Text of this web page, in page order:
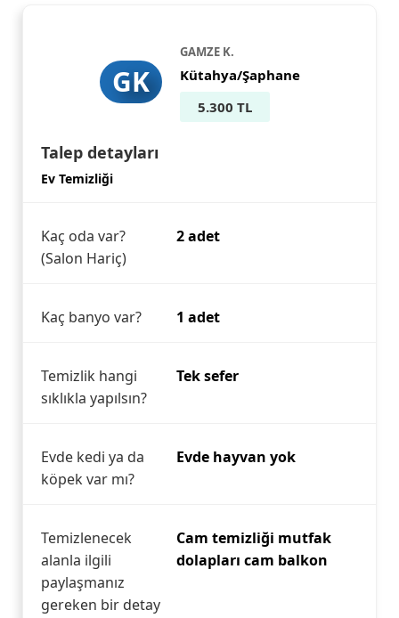
GK
GAMZE K.
Kütahya/Şaphane
5.300 TL
Talep detayları
Ev Temizliği
Kaç oda var?
(Salon Hariç)
2 adet
Kaç banyo var? 1 adet
Temizlik hangi
sıklıkla yapılsın?
Tek sefer
Evde kedi ya da
köpek var mı?
Evde hayvan yok
Temizlenecek
alanla ilgili
paylaşmanız
gereken bir detay
Cam temizliği mutfak
dolapları cam balkon